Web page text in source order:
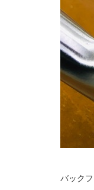
バック